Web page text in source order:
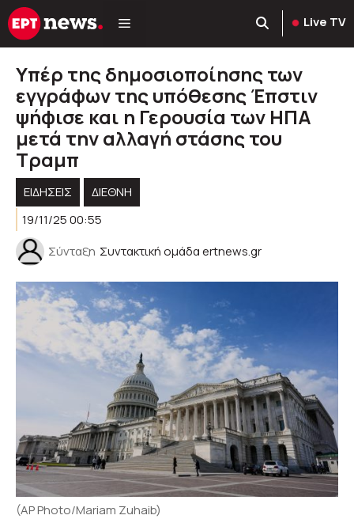
Μετάβαση
σε
Live TV
Υπέρ της δημοσιοποίησης των
εγγράφων της υπόθεσης Έπστιν
ψήφισε και η Γερουσία των ΗΠΑ
μετά την αλλαγή στάσης του
Τραμπ
ΕΙΔΗΣΕΙΣ
ΔΙΕΘΝΗ
19/11/25 00:55
Σύνταξη Συντακτική ομάδα ertnews.gr
(AP Photo/Mariam Zuhaib)